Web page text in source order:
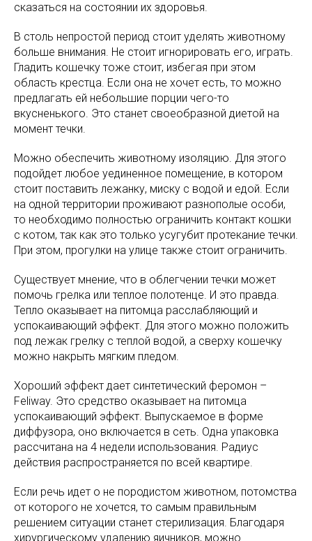
сказаться на состоянии их здоровья.
В столь непростой период стоит уделять животному
больше внимания. Не стоит игнорировать его, играть.
Гладить кошечку тоже стоит, избегая при этом
область крестца. Если она не хочет есть, то можно
предлагать ей небольшие порции чего-то
вкусненького. Это станет своеобразной диетой на
момент течки.
Можно обеспечить животному изоляцию. Для этого
подойдет любое уединенное помещение, в котором
стоит поставить лежанку, миску с водой и едой. Если
на одной территории проживают разнополые особи,
то необходимо полностью ограничить контакт кошки
с котом, так как это только усугубит протекание течки.
При этом, прогулки на улице также стоит ограничить.
Существует мнение, что в облегчении течки может
помочь грелка или теплое полотенце. И это правда.
Тепло оказывает на питомца расслабляющий и
успокаивающий эффект. Для этого можно положить
под лежак грелку с теплой водой, а сверху кошечку
можно накрыть мягким пледом.
Хороший эффект дает синтетический феромон –
Feliway. Это средство оказывает на питомца
успокаивающий эффект. Выпускаемое в форме
диффузора, оно включается в сеть. Одна упаковка
рассчитана на 4 недели использования. Радиус
действия распространяется по всей квартире.
Если речь идет о не породистом животном, потомства
от которого не хочется, то самым правильным
решением ситуации станет стерилизация. Благодаря
хирургическому удалению яичников, можно